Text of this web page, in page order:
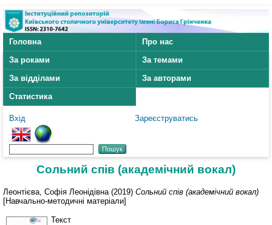
Головна
Про нас
За роками
За темами
За відділами
За авторами
Статистика
Вхід Зареєструватись
Сольний спів (академічний вокал)
Леонтієва, Софія Леонідівна (2019) Сольний спів (академічний вокал)
[Навчально-методичні матеріали]
Текст